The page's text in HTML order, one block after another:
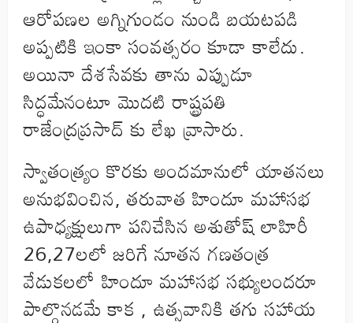
ఆరోపణల అగ్నిగుండం నుండి బయటపడి
అప్పటికి ఇంకా సంవత్సరం కూడా కాలేదు.
అయినా దేశసేవకు తాను ఎప్పుడూ
సిద్ధమేనంటూ మొదటి రాష్ట్రపతి
రాజేంద్రప్రసాద్ కు లేఖ వ్రాసారు.
స్వాతంత్ర్యం కొరకు అందమానులో యాతనలు
అనుభవించిన, తరువాత హిందూ మహాసభ
ఉపాధ్యక్షులుగా పనిచేసిన అశుతోష్ లాహిరీ
26,27లలో జరిగే నూతన గణతంత్ర
వేడుకలలో హిందూ మహాసభ సభ్యులందరూ
పాల్గొనడమే కాక , ఉత్సవానికి తగు సహాయ